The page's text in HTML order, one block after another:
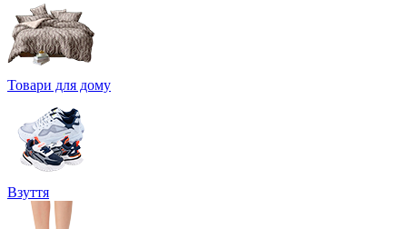
Товари для дому
Взуття